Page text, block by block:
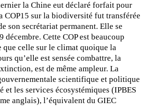
la Chine eut déclaré forfait pour
COP15 sur la biodiversité fut transférée
son secrétariat permanent. Elle se
décembre. Cette COP est beaucoup
que celle sur le climat quoique la
qu’elle est sensée combattre, la
est de même ampleur. La
scientifique et politique
et les services écosystémiques (IPBES
anglais), l’équivalent du GIEC